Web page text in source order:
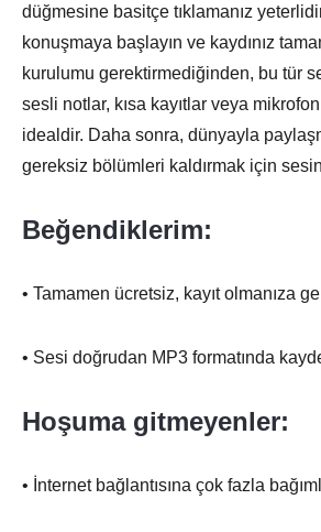
düğmesine basitçe tıklamanız
konuşmaya başlayın ve kaydınız
kurulumu gerektirmediğinden, bu tür
sesli notlar, kısa kayıtlar veya
idealdir. Daha sonra, dünyayla
gereksiz bölümleri kaldırmak için
Beğendiklerim:
• Tamamen ücretsiz, kayıt olmanıza
• Sesi doğrudan MP3 formatında
Hoşuma gitmeyenler:
• İnternet bağlantısına çok fazla